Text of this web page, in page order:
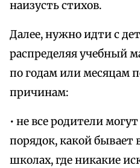
наизусть стихов.
Далее, нужно идти с
распределяя учебный
по годам или месяцам
причинам:
• не все родители
порядок, какой бывает
школах, где никакие